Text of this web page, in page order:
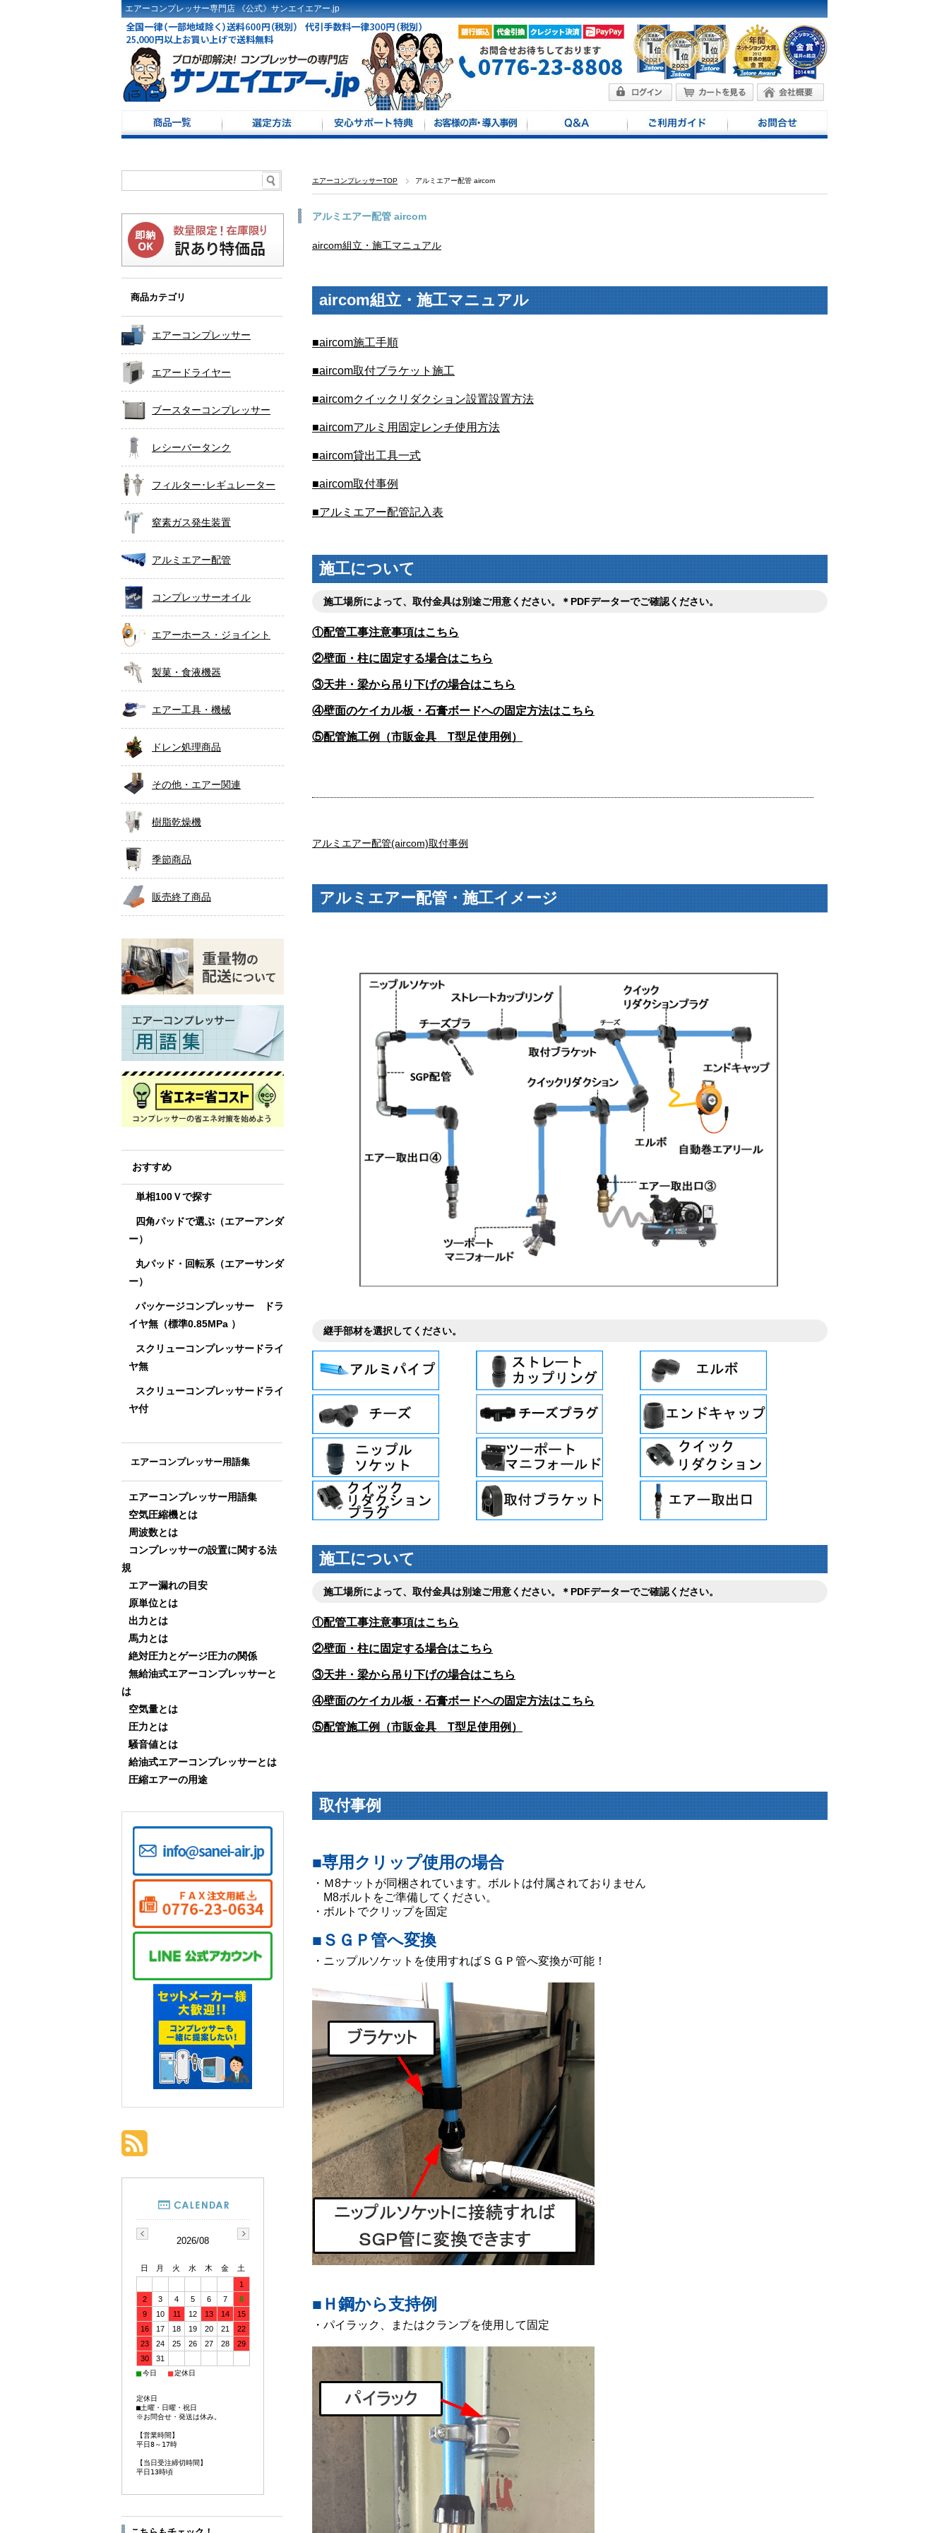
エアーコンプレッサー専門店 《公式》サンエイエアー.jp
エアーコンプレッサーTOP アルミエアー配管 aircom
アルミエアー配管 aircom
aircom組立・施工マニュアル
aircom組立・施工マニュアル
■aircom施工手順
■aircom取付ブラケット施工
■aircomクイックリダクション設置設置方法
■aircomアルミ用固定レンチ使用方法
■aircom貸出工具一式
■aircom取付事例
■アルミエアー配管記入表
施工について
施工場所によって、取付金具は別途ご用意ください。＊PDFデーターでご確認ください。
①配管工事注意事項はこちら
②壁面・柱に固定する場合はこちら
③天井・梁から吊り下げの場合はこちら
④壁面のケイカル板・石膏ボードへの固定方法はこちら
⑤配管施工例（市販金具 T型足使用例）
アルミエアー配管(aircom)取付事例
アルミエアー配管・施工イメージ
継手部材を選択してください。
施工について
施工場所によって、取付金具は別途ご用意ください。＊PDFデーターでご確認ください。
①配管工事注意事項はこちら
②壁面・柱に固定する場合はこちら
③天井・梁から吊り下げの場合はこちら
④壁面のケイカル板・石膏ボードへの固定方法はこちら
⑤配管施工例（市販金具 T型足使用例）
取付事例
■専用クリップ使用の場合
・Ｍ8ナットが同梱されています。ボルトは付属されておりません
M8ボルトをご準備してください。
・ボルトでクリップを固定
■ＳＧＰ管へ変換
・ニップルソケットを使用すればＳＧＰ管へ変換が可能！
■Ｈ鋼から支持例
・パイラック、またはクランプを使用して固定
商品カテゴリ
エアーコンプレッサー
エアードライヤー
ブースターコンプレッサー
レシーバータンク
フィルター･レギュレーター
窒素ガス発生装置
アルミエアー配管
コンプレッサーオイル
エアーホース・ジョイント
製菓・食液機器
エアー工具・機械
ドレン処理商品
その他・エアー関連
樹脂乾燥機
季節商品
販売終了商品
おすすめ
単相100Ｖで探す
四角パッドで選ぶ（エアーアンダ
ー）
丸パッド・回転系（エアーサンダ
ー）
パッケージコンプレッサー ドラ
イヤ無（標準0.85MPa ）
スクリューコンプレッサードライ
ヤ無
スクリューコンプレッサードライ
ヤ付
エアーコンプレッサー用語集
エアーコンプレッサー用語集
空気圧縮機とは
周波数とは
コンプレッサーの設置に関する法
規
エアー漏れの目安
原単位とは
出力とは
馬力とは
絶対圧力とゲージ圧力の関係
無給油式エアーコンプレッサーと
は
空気量とは
圧力とは
騒音値とは
給油式エアーコンプレッサーとは
圧縮エアーの用途
2026/08
日 月 火 水 木 金
土
1
2
3 4 5 6 7
8
9
10 11 12 13 14
15
16
17 18 19 20 21
22
23
24 25 26 27 28
29
30
31
■今日 ■定休日
定休日
■土曜・日曜・祝日
※お問合せ・発送は休み。
【営業時間】
平日8～17時
【当日受注締切時間】
平日13時頃